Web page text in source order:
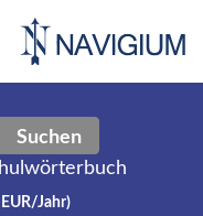
Suchen
Jahr)